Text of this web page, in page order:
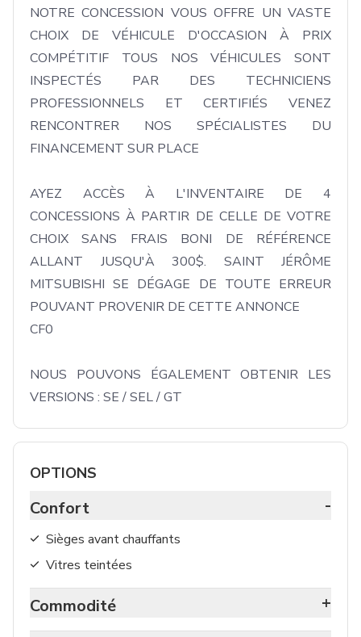
NOTRE CONCESSION VOUS OFFRE UN VASTE
CHOIX DE VÉHICULE D'OCCASION À PRIX
COMPÉTITIF TOUS NOS VÉHICULES SONT
INSPECTÉS PAR DES TECHNICIENS
PROFESSIONNELS ET CERTIFIÉS VENEZ
RENCONTRER NOS SPÉCIALISTES DU
FINANCEMENT SUR PLACE
AYEZ ACCÈS À L'INVENTAIRE DE 4
CONCESSIONS À PARTIR DE CELLE DE VOTRE
CHOIX SANS FRAIS BONI DE RÉFÉRENCE
ALLANT JUSQU'À 300$. SAINT JÉRÔME
MITSUBISHI SE DÉGAGE DE TOUTE ERREUR
POUVANT PROVENIR DE CETTE ANNONCE
CF0
NOUS POUVONS ÉGALEMENT OBTENIR LES
VERSIONS : SE / SEL / GT
OPTIONS
Confort -
Sièges avant chauffants
Vitres teintées
Commodité
+